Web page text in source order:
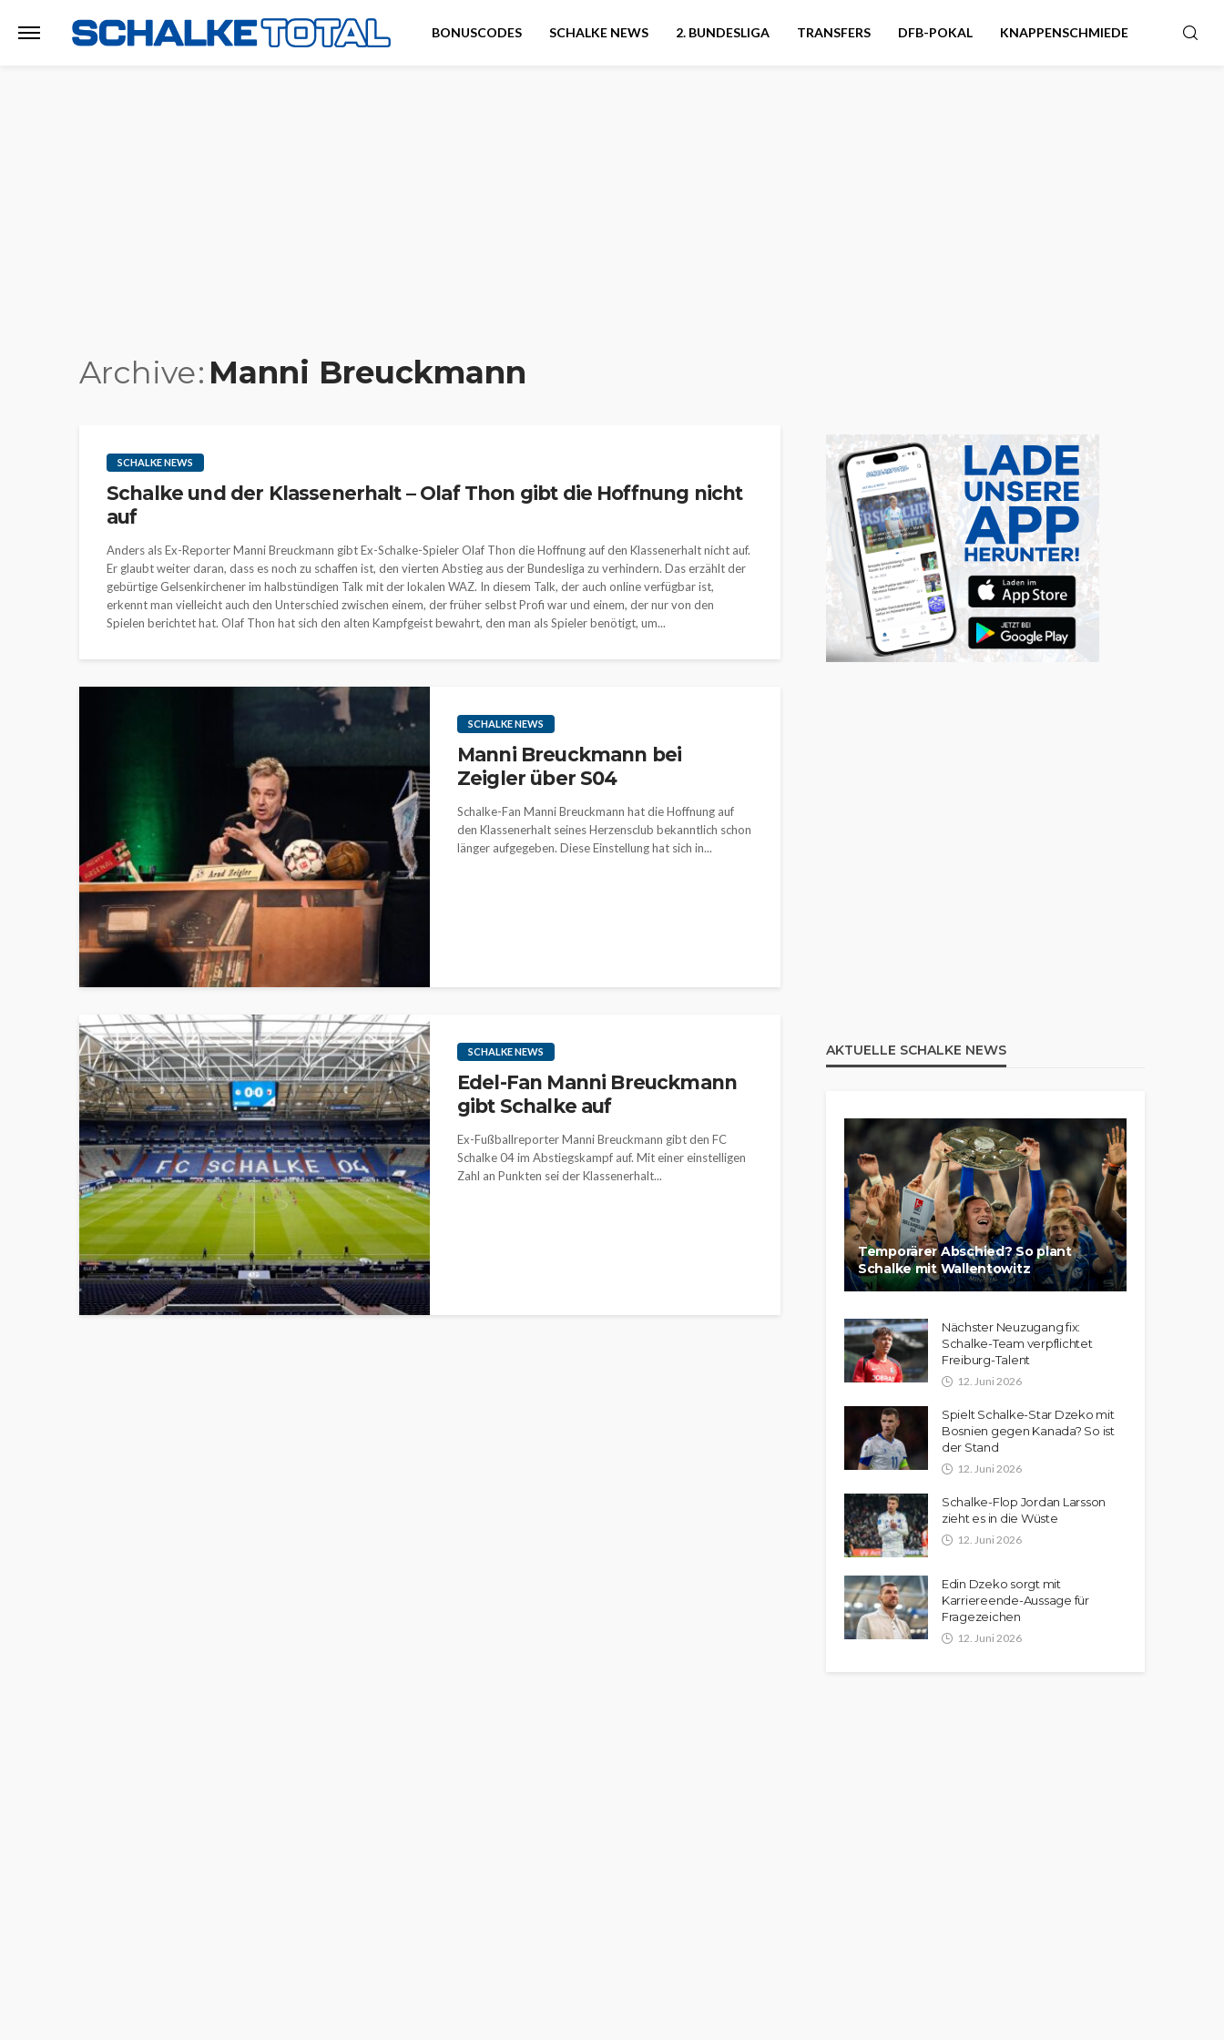
BONUSCODES SCHALKE NEWS 2. BUNDESLIGA TRANSFERS DFB-POKAL KNAPPENSCHMIEDE
Archive Manni Breuckmann
SCHALKE NEWS
Schalke und der Klassenerhalt – Olaf Thon gibt die Hoffnung nicht
auf
Anders als Ex-Reporter Manni Breuckmann gibt Ex-Schalke-Spieler Olaf Thon die Hoffnung auf den Klassenerhalt nicht auf.
Er glaubt weiter daran, dass es noch zu schaffen ist, den vierten Abstieg aus der Bundesliga zu verhindern. Das erzählt der
gebürtige Gelsenkirchener im halbstündigen Talk mit der lokalen WAZ. In diesem Talk, der auch online verfügbar ist,
erkennt man vielleicht auch den Unterschied zwischen einem, der früher selbst Profi war und einem, der nur von den
Spielen berichtet hat. Olaf Thon hat sich den alten Kampfgeist bewahrt, den man als Spieler benötigt, um...
SCHALKE NEWS
Manni Breuckmann bei
Zeigler über S04
Schalke-Fan Manni Breuckmann hat die Hoffnung auf
den Klassenerhalt seines Herzensclub bekanntlich schon
länger aufgegeben. Diese Einstellung hat sich in...
SCHALKE NEWS
Edel-Fan Manni Breuckmann
gibt Schalke auf
Ex-Fußballreporter Manni Breuckmann gibt den FC
Schalke 04 im Abstiegskampf auf. Mit einer einstelligen
Zahl an Punkten sei der Klassenerhalt...
AKTUELLE SCHALKE NEWS
Temporärer Abschied? So plant
Schalke mit Wallentowitz
Nächster Neuzugang fix:
Schalke-Team verpflichtet
Freiburg-Talent
12. Juni 2026
Spielt Schalke-Star Dzeko mit
Bosnien gegen Kanada? So ist
der Stand
12. Juni 2026
Schalke-Flop Jordan Larsson
zieht es in die Wüste
12. Juni 2026
Edin Dzeko sorgt mit
Karriereende-Aussage für
Fragezeichen
12. Juni 2026